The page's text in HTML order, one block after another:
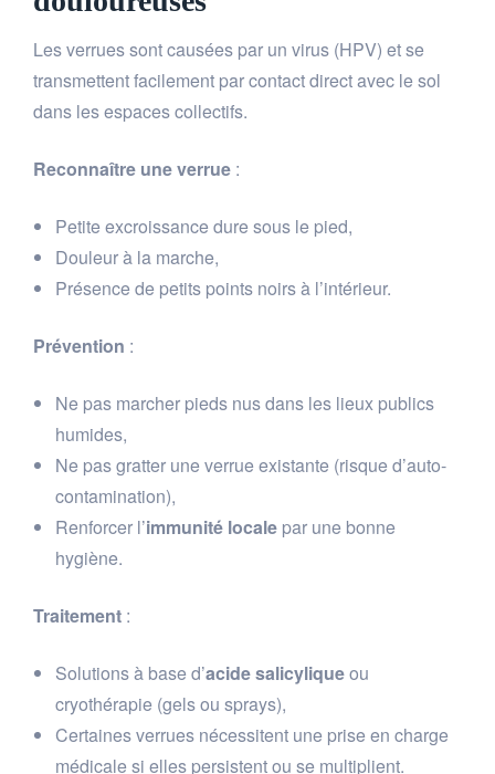
Les verrues sont causées par un virus (HPV) et se
transmettent facilement par contact direct avec le sol
dans les espaces collectifs.
Reconnaître une verrue :
Petite excroissance dure sous le pied,
Douleur à la marche,
Présence de petits points noirs à l’intérieur.
Prévention :
Ne pas marcher pieds nus dans les lieux publics
humides,
Ne pas gratter une verrue existante (risque d’auto-
contamination),
Renforcer l’immunité locale par une bonne
hygiène.
Traitement :
Solutions à base d’acide salicyliqueou
cryothérapie (gels ou sprays),
Certaines verrues nécessitent une prise en charge
médicale si elles persistent ou se multiplient.